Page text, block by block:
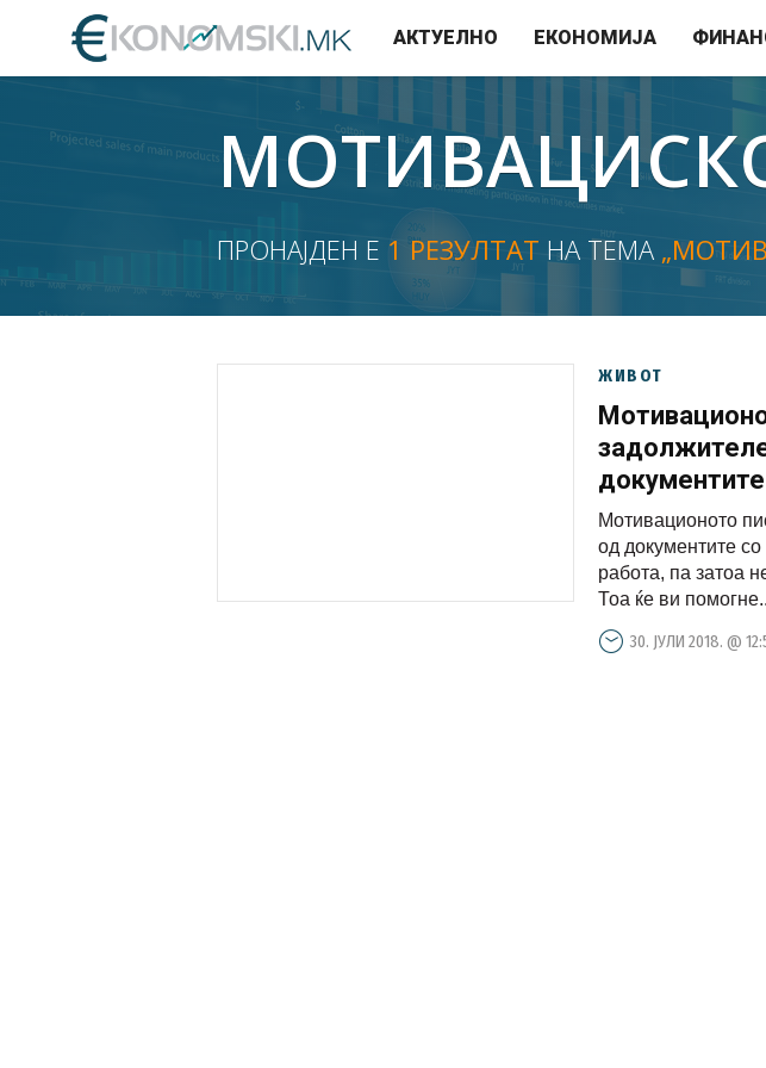
АКТУЕЛНО ЕКОНОМИЈА
ПРОНАЈДЕН Е 1 РЕЗУЛТАТ НА ТЕМА
ЖИВОТ
затоа не
занемарите
Мотивационото
од документите
работа, па затоа
Тоа ќе ви
30. ЈУЛИ 2018. @